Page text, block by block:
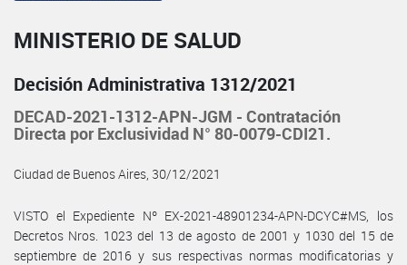
MINISTERIO DE SALUD
Decisión Administrativa 1312/2021
DECAD-2021-1312-APN-JGM - Contratación
Directa por Exclusividad N° 80-0079-CDI21.
Ciudad de Buenos Aires, 30/12/2021
VISTO el Expediente Nº EX-2021-48901234-APN-DCYC#MS, los
Decretos Nros. 1023 del 13 de agosto de 2001 y 1030 del 15 de
septiembre de 2016 y sus respectivas normas modificatorias y